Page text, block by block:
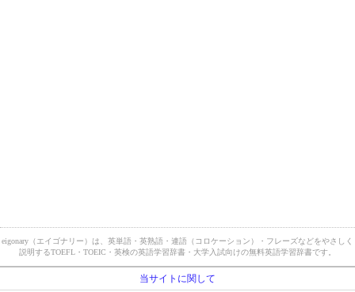
eigonary（エイゴナリー）は、英単語・英熟語・連語（コロケーション）・フレーズなどをやさしく
説明するTOEFL・TOEIC・英検の英語学習辞書・大学入試向けの無料英語学習辞書です。
当サイトに関して